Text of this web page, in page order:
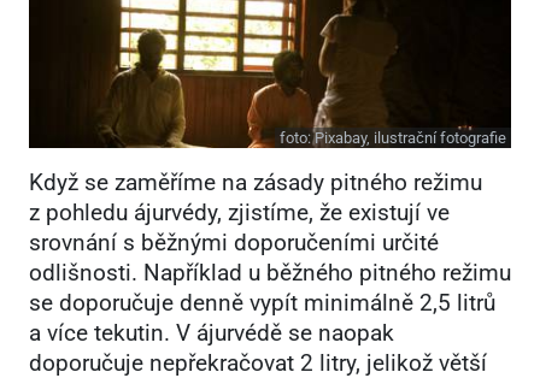
foto:Pixabay, ilustrační fotografie
Když se zaměříme na zásady pitného režimu
z pohledu ájurvédy, zjistíme, že existují ve
srovnání s běžnými doporučeními určité
odlišnosti. Například u běžného pitného režimu
se doporučuje denně vypít minimálně 2,5 litrů
a více tekutin. V ájurvédě se naopak
doporučuje nepřekračovat 2 litry, jelikož větší